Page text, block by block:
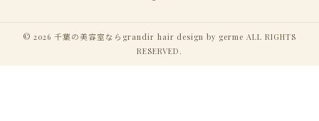
© 2026 千葉の美容室ならgrandir hair design by germe ALL RIGHTS
RESERVED.